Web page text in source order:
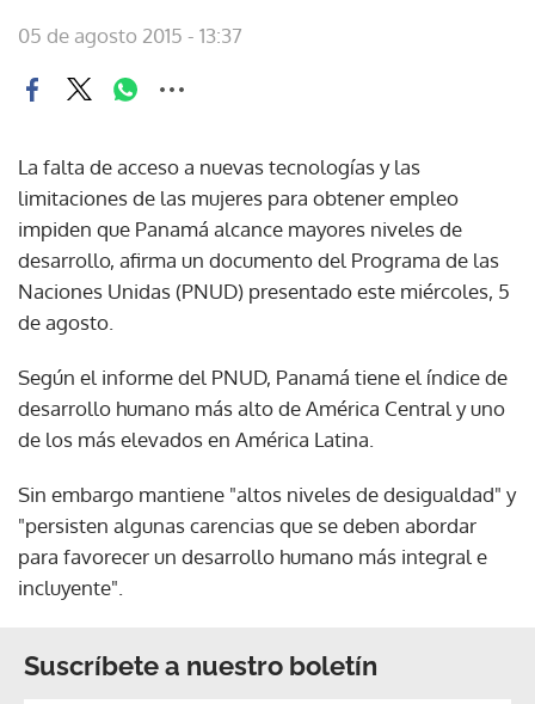
05 de agosto 2015 - 13:37
La falta de acceso a nuevas tecnologías y las
limitaciones de las mujeres para obtener empleo
impiden que Panamá alcance mayores niveles de
desarrollo, afirma un documento del Programa de las
Naciones Unidas (PNUD) presentado este miércoles, 5
de agosto.
Según el informe del PNUD, Panamá tiene el índice de
desarrollo humano más alto de América Central y uno
de los más elevados en América Latina.
Sin embargo mantiene "altos niveles de desigualdad" y
"persisten algunas carencias que se deben abordar
para favorecer un desarrollo humano más integral e
incluyente".
Suscríbete a nuestro boletín